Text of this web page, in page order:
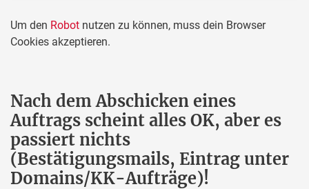
Um den Robot nutzen zu können, muss dein Browser
Cookies akzeptieren.
Nach dem Abschicken eines
Auftrags scheint alles OK, aber es
passiert nichts
(Bestätigungsmails, Eintrag unter
Domains/KK-Aufträge)!